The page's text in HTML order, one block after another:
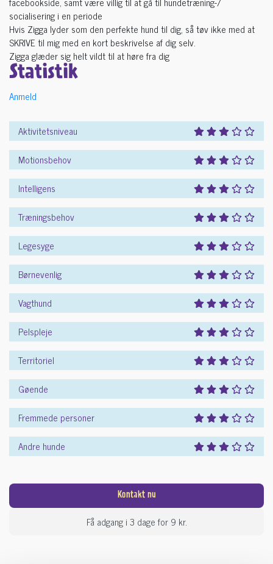
socialisering i en periode
Hvis Zigga lyder som den perfekte hund til dig, så tøv ikke med at
SKRIVE til mig med en kort beskrivelse af dig selv.
Zigga glæder sig helt vildt til at høre fra dig
Statistik
Anmeld
Aktivitetsniveau
Motionsbehov
Intelligens
Træningsbehov
Legesyge
Børnevenlig
Vagthund
Pelspleje
Territoriel
Gøende
Fremmede personer
Andre hunde
Kontakt nu
Få adgang i 3 dage for 9 kr.